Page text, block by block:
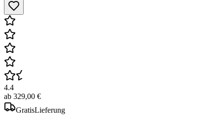
4.4
ab 329,00 €
GratisLieferung